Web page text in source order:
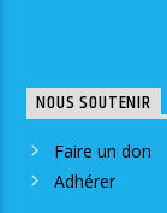
NOUS SOUTENIR
Faire un don
Adhérer